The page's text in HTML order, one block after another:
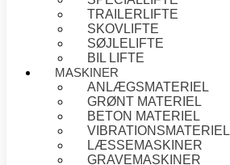
TRAILERLIFTE
SKOVLIFTE
SØJLELIFTE
BIL LIFTE
MASKINER
ANLÆGSMATERIEL
GRØNT MATERIEL
BETON MATERIEL
VIBRATIONSMATERIEL
LÆSSEMASKINER
GRAVEMASKINER